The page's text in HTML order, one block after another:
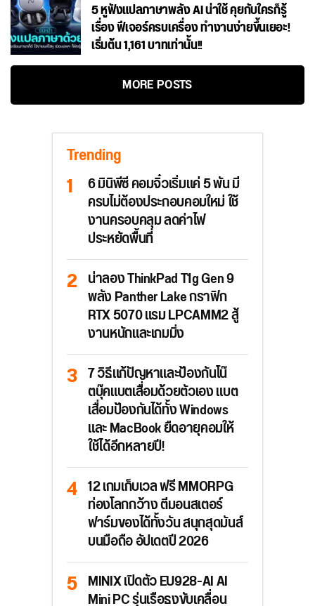
5 หูฟังแปลภาษาพลัง AI น่าใช้ คุยกับใครก็รู้
เรื่อง ฟีเจอร์ครบเครื่อง ทำงานง่ายขึ้นเยอะ!
เริ่มต้น 1,161 บาทเท่านั้น!!
MORE POSTS
Trending
6 มินิพีซี คอมจิ๋วเริ่มแค่ 5 พัน มี
ครบไม่ต้องประกอบคอมใหม่ ใช้
งานครอบคลุม ลดค่าไฟ
ประหยัดพื้นที่
น่าลอง ThinkPad T1g Gen 9
พลัง Panther Lake กราฟิก
RTX 5070 แรม LPCAMM2 สู้
งานหนักและเกมมิ่ง
7 วิธีแก้ปัญหาและป้องกันโน๊
ตบุ๊คแบตเสื่อมด้วยตัวเอง แบต
เสื่อมป้องกันได้ทั้ง Windows
และ MacBook ยืดอายุคอมให้
ใช้ได้อีกหลายปี!
12 เกมเก็บเวล ฟรี MMORPG
ท่องโลกกว้าง ตีมอนสเตอร์
ฟาร์มของได้ทั้งวัน สนุกสุดมันส์
บนมือถือ อัปเดตปี 2026
MINIX เปิดตัว EU928-AI AI
Mini PC รุ่นเรือธงขับเคลื่อน